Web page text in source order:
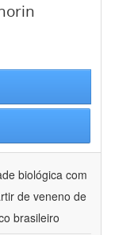
biológica com
de veneno de
brasileiro